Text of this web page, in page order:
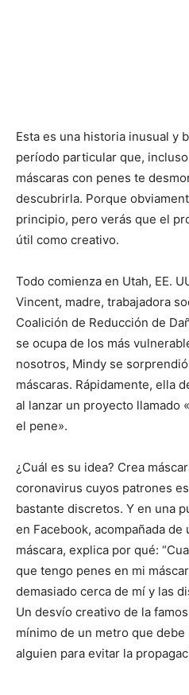
Esta es una historia inusual y
período particular que,
máscaras con penes te
descubrirla. Porque
principio, pero verás que el
útil como creativo.
Todo comienza en Utah, EE.
Vincent, madre, trabajadora
Coalición de Reducción de
se ocupa de los más
nosotros, Mindy se
máscaras. Rápidamente, ella
al lanzar un proyecto llamado
el pene».
¿Cuál es su idea? Crea
coronavirus cuyos patrones
bastante discretos. Y en una
en Facebook, acompañada
máscara, explica por qué:
que tengo penes en mi
demasiado cerca de mí y las
Un desvío creativo de la
mínimo de un metro que
alguien para evitar la